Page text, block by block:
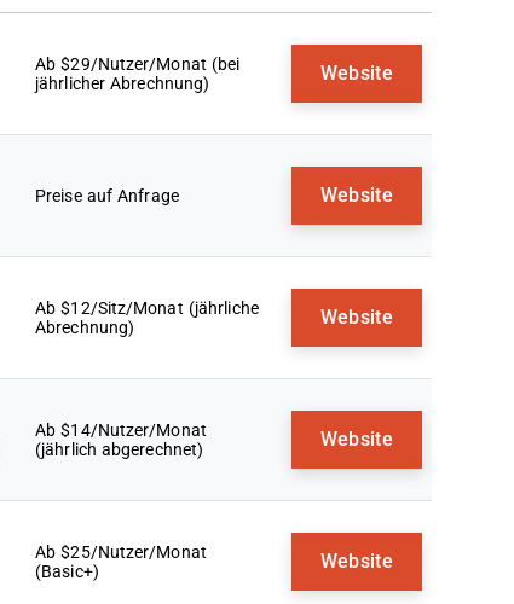
Ab $29/Nutzer/Monat (bei
jährlicher Abrechnung)
Website
Preise auf Anfrage Website
Ab $12/Sitz/Monat (jährliche
Abrechnung)
Website
Ab $14/Nutzer/Monat
(jährlich abgerechnet)
Website
Ab $25/Nutzer/Monat
(Basic+)
Website